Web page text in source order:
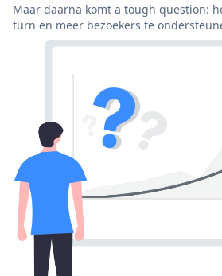
Maar daarna komt a tough question:
turn en meer bezoekers te